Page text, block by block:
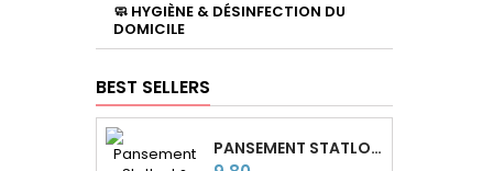
🧼 HYGIÈNE & DÉSINFECTION DU
DOMICILE
BEST SELLERS
PANSEMENT STATLOCK® POUR CATHÉTERS PICC LINE